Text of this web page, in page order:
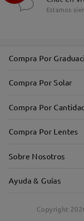
Estamos
Compra Por
Compra Por Solar
Compra Por
Compra Por Lentes
Sobre Nosotros
Ayuda & Guías
Copyright